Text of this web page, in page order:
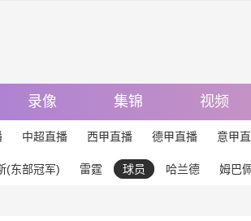
录像 集锦 视频
中超直播 西甲直播 德甲直播 意甲
(东部冠军) 雷霆 球员 哈兰德 姆巴佩